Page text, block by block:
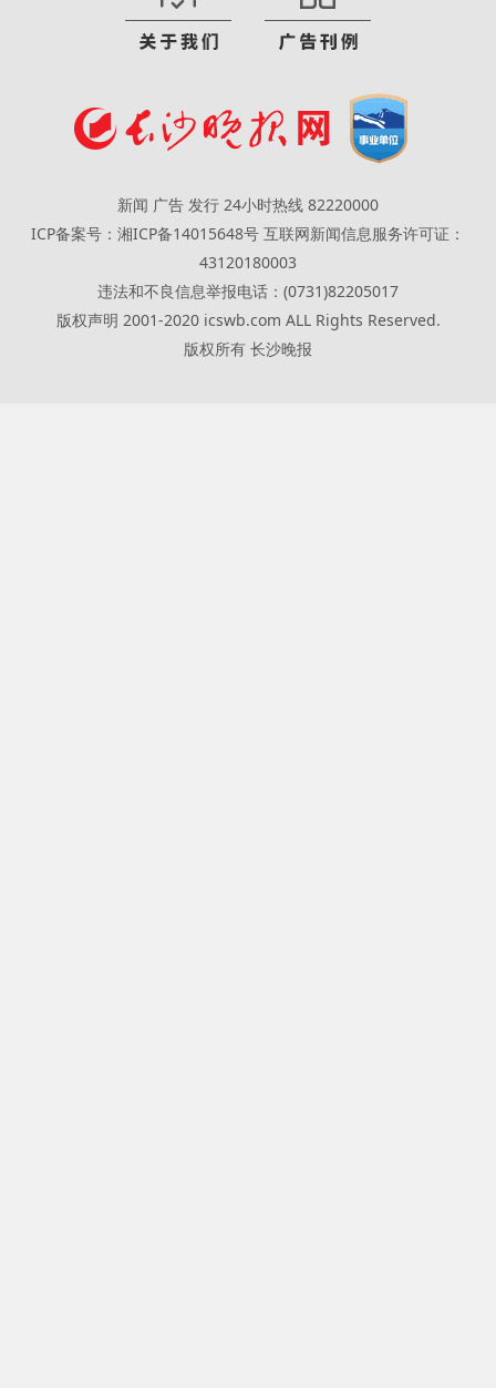
新闻 广告 发行 24小时热线 82220000
ICP备案号：湘ICP备14015648号 互联网新闻信息服务许可证：
43120180003
违法和不良信息举报电话：(0731)82205017
版权声明 2001-2020 icswb.com ALL Rights Reserved.
版权所有 长沙晚报